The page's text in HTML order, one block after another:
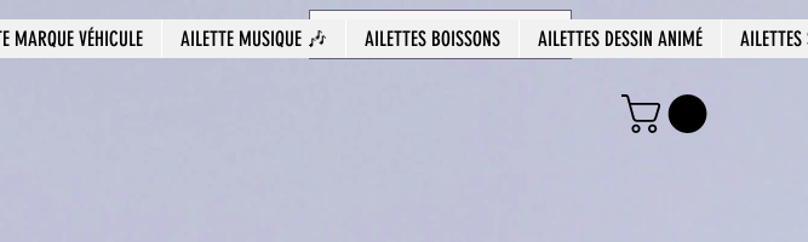
MARQUE VÉHICULE AILETTE MUSIQUE 🎶 AILETTES BOISSONS AILETTES DESSIN ANIMÉ AILETTES